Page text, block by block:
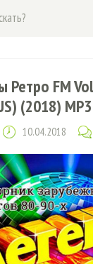
Ретро FM
(2018) MP3
10.04.2018